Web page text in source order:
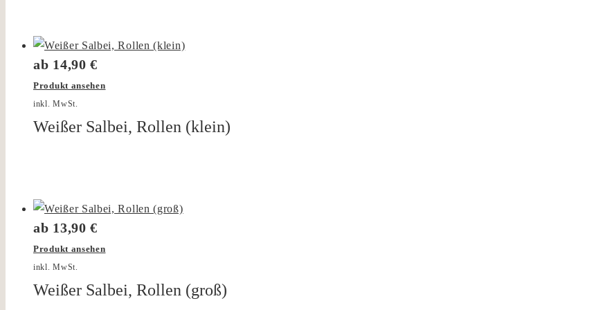
ab 14,90€
Produkt ansehen
inkl. MwSt.
Weißer Salbei, Rollen (klein)
ab 13,90€
Produkt ansehen
inkl. MwSt.
Weißer Salbei, Rollen (groß)